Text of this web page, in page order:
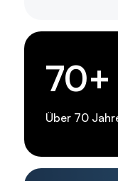
70+
Über 70